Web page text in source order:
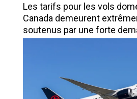
Les tarifs pour les vols
Canada demeurent
soutenus par une forte